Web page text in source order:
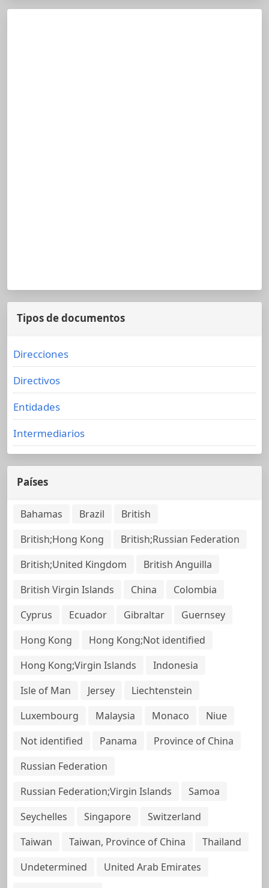
Tipos de documentos
Direcciones
Directivos
Entidades
Intermediarios
Países
Bahamas Brazil
British
British;Hong Kong
British;Russian Federation
British;United Kingdom
British Anguilla
British Virgin Islands
China
Colombia
Cyprus
Ecuador Gibraltar
Guernsey
Hong Kong
Hong Kong;Not identified
Hong Kong;Virgin Islands
Indonesia
Isle of Man
Jersey
Liechtenstein
Luxembourg
Malaysia Monaco
Niue
Not identified
Panama
Province of China
Russian Federation
Russian Federation;Virgin Islands
Samoa
Seychelles
Singapore
Switzerland
Taiwan
Taiwan, Province of China
Thailand
Undetermined
United Arab Emirates